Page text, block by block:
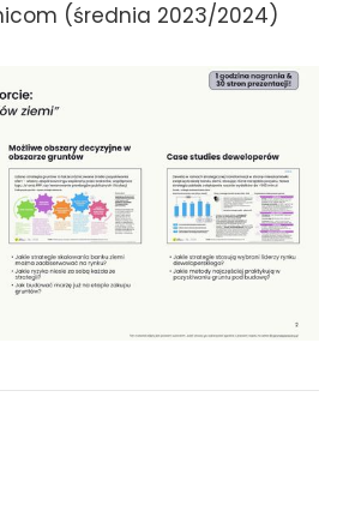
(średnia 2023/2024)